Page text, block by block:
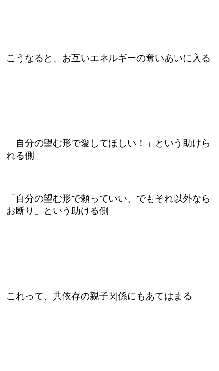
こうなると、お互いエネルギーの奪いあいに入る
「自分の望む形で愛してほしい！」という助けら
れる側
「自分の望む形で頼っていい、でもそれ以外なら
お断り」という助ける側
これって、共依存の親子関係にもあてはまる